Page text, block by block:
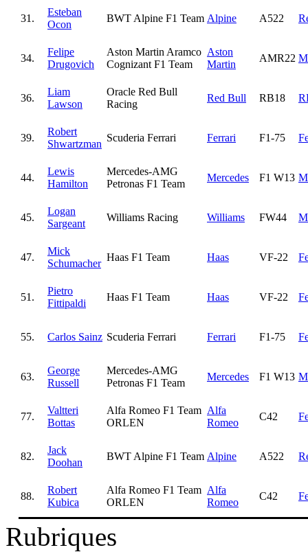
31.
Esteban
Ocon
BWT Alpine F1 Team Alpine A522
34.
Felipe
Drugovich
Aston Martin Aramco
Cognizant F1 Team
Aston
Martin
AMR22
36.
Liam
Lawson
Oracle Red Bull
Racing
Red Bull RB18
39.
Robert
Shwartzman
Scuderia Ferrari Ferrari F1-75
44.
Lewis
Hamilton
Mercedes-AMG
Petronas F1 Team
Mercedes F1 W13
45.
Logan
Sargeant
Williams Racing Williams FW44
47.
Mick
Schumacher
Haas F1 Team Haas VF-22
51.
Pietro
Fittipaldi
Haas F1 Team Haas VF-22
55. Carlos Sainz Scuderia Ferrari Ferrari F1-75
63.
George
Russell
Mercedes-AMG
Petronas F1 Team
Mercedes F1 W13
77.
Valtteri
Bottas
Alfa Romeo F1 Team
ORLEN
Alfa
Romeo
C42
82.
Jack
Doohan
BWT Alpine F1 Team Alpine A522
88.
Robert
Kubica
Alfa Romeo F1 Team
ORLEN
Alfa
Romeo
C42
Rubriques